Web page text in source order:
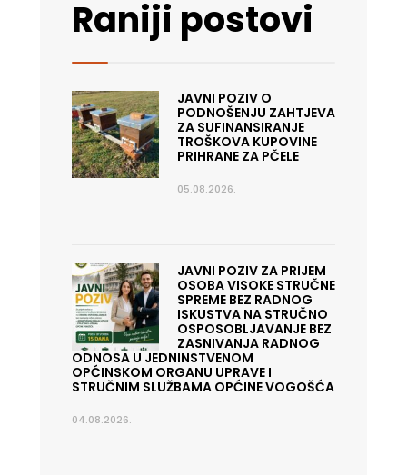
Raniji postovi
JAVNI POZIV O
PODNOŠENJU ZAHTJEVA
ZA SUFINANSIRANJE
TROŠKOVA KUPOVINE
PRIHRANE ZA PČELE
05.08.2026.
JAVNI POZIV ZA PRIJEM
OSOBA VISOKE STRUČNE
SPREME BEZ RADNOG
ISKUSTVA NA STRUČNO
OSPOSOBLJAVANJE BEZ
ZASNIVANJA RADNOG
ODNOSA U JEDNINSTVENOM
OPĆINSKOM ORGANU UPRAVE I
STRUČNIM SLUŽBAMA OPĆINE VOGOŠĆA
04.08.2026.